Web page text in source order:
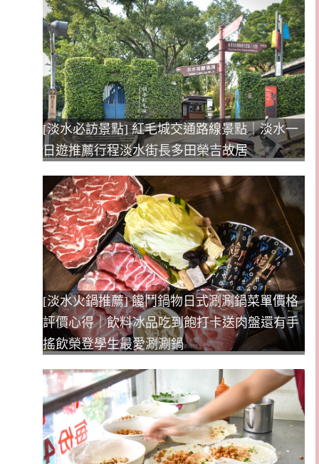
[淡水必訪景點] 紅毛城交通路線景點｜淡水一
日遊推薦行程淡水街長多田榮吉故居
[淡水火鍋推薦] 饞鬥鍋物日式涮涮鍋菜單價格
評價心得｜飲料冰品吃到飽打卡送肉盤還有手
搖飲榮登學生最愛涮涮鍋